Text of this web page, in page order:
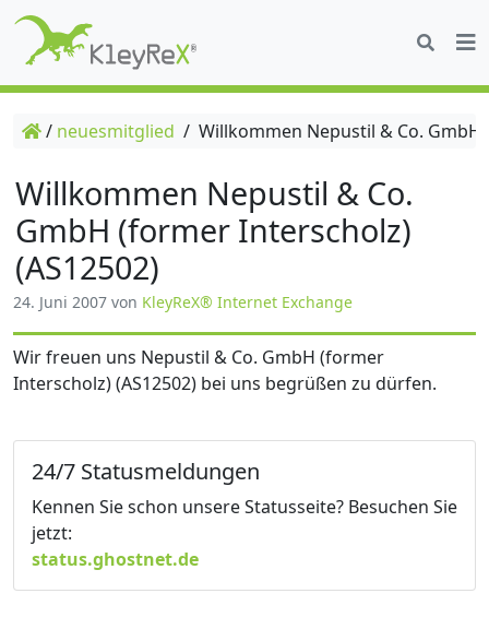
/ neuesmitglied / Willkommen Nepustil & Co.
Willkommen Nepustil & Co.
GmbH (former Interscholz)
(AS12502)
24. Juni 2007 von KleyReX® Internet Exchange
Wir freuen uns Nepustil & Co. GmbH (former
Interscholz) (AS12502) bei uns begrüßen zu dürfen.
24/7 Statusmeldungen
Kennen Sie schon unsere Statusseite? Besuchen Sie
jetzt:
status.ghostnet.de